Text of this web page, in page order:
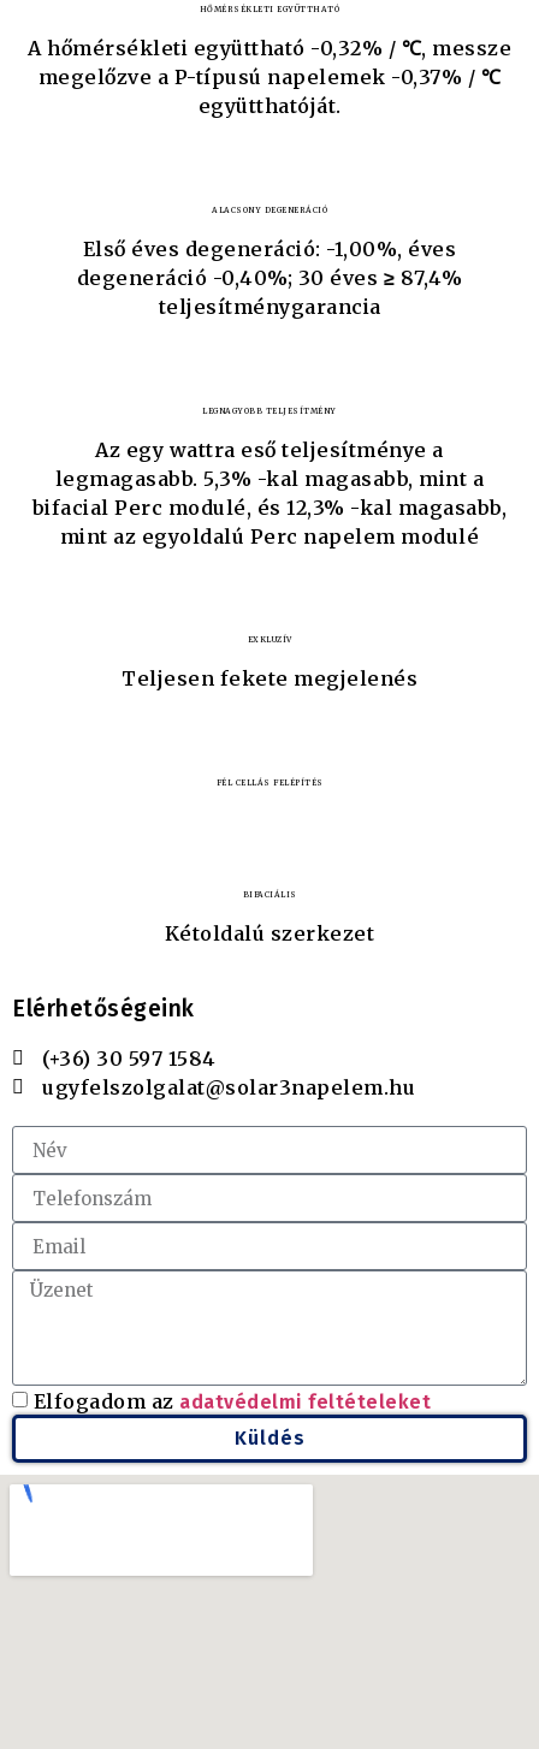
HŐMÉRSÉKLETI EGYÜTTHATÓ
A hőmérsékleti együttható -0,32% / ℃, messze
megelőzve a P-típusú napelemek -0,37% / ℃
együtthatóját.
ALACSONY DEGENERÁCIÓ
Első éves degeneráció: -1,00%, éves
degeneráció -0,40%; 30 éves ≥ 87,4%
teljesítménygarancia
LEGNAGYOBB TELJESÍTMÉNY
Az egy wattra eső teljesítménye a
legmagasabb. 5,3% -kal magasabb, mint a
bifacial Perc modulé, és 12,3% -kal magasabb,
mint az egyoldalú Perc napelem modulé
EXKLUZÍV
Teljesen fekete megjelenés
FÉL CELLÁS FELÉPÍTÉS
BIFACIÁLIS
Kétoldalú szerkezet
Elérhetőségeink
(+36) 30 597 1584
ugyfelszolgalat@solar3napelem.hu
Elfogadom az adatvédelmi feltételeket
Küldés